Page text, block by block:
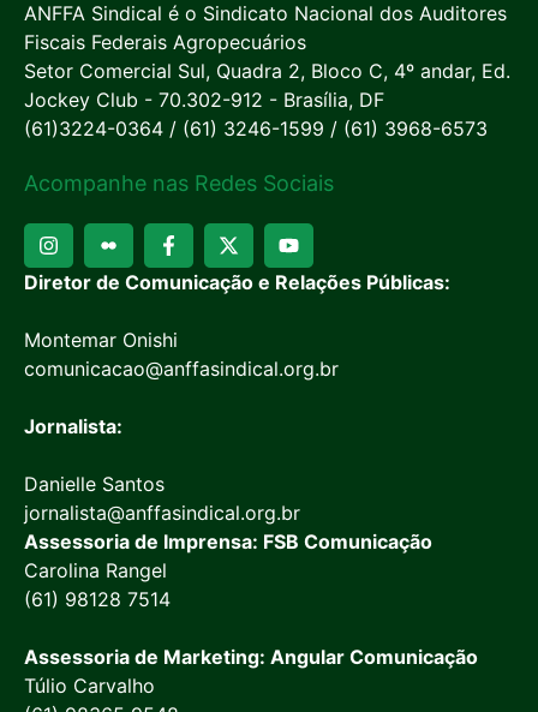
ANFFA Sindical é o Sindicato Nacional dos Auditores
Fiscais Federais Agropecuários
Setor Comercial Sul, Quadra 2, Bloco C, 4º andar, Ed.
Jockey Club - 70.302-912 - Brasília, DF
(61)3224-0364 / (61) 3246-1599 / (61) 3968-6573
Acompanhe nas Redes Sociais
Diretor de Comunicação e Relações Públicas:
Montemar Onishi
comunicacao@anffasindical.org.br
Jornalista:
Danielle Santos
jornalista@anffasindical.org.br
Assessoria de Imprensa: FSB Comunicação
Carolina Rangel
(61) 98128 7514
Assessoria de Marketing: Angular Comunicação
Túlio Carvalho